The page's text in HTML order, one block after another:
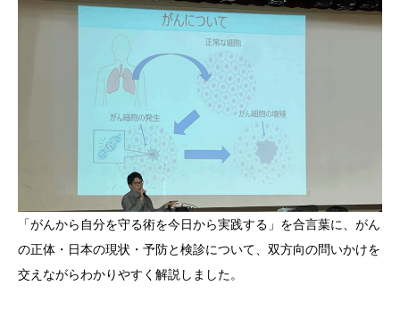
「がんから自分を守る術を今日から実践する」を合言葉に、がん
の正体・日本の現状・予防と検診について、双方向の問いかけを
交えながらわかりやすく解説しました。